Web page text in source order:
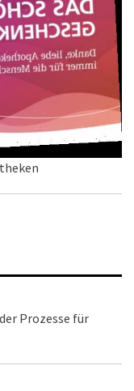
Prozesse für